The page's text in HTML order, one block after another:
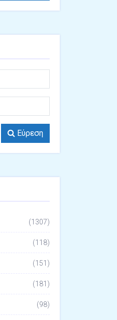
Εύρεση
(1307)
(118)
(151)
(181)
(98)